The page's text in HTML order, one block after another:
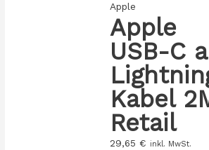
Apple
Apple
USB-C
Kabel
Retail
29,65 € inkl. MwSt.